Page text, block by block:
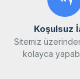
Koşulsuz
Sitemiz
kolayca